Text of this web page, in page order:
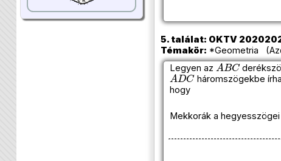
5. találat: OKTV
Témakör: *Geometria
Legyen az
ABC
ADC
háromszögekbe
hogy
Mekkorák a